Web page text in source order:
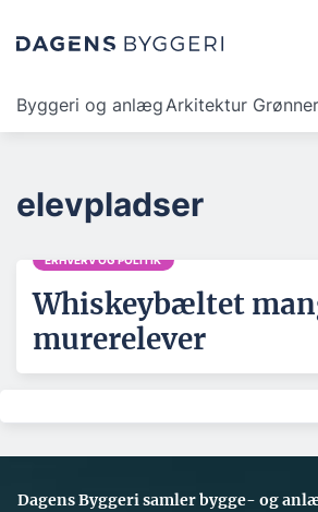
Byggeri og anlægArkitektur
elevpladser
ERHVERV OG POLITIK
Whiskeybæltet
murerelever
Dagens Byggeri samler bygge- og